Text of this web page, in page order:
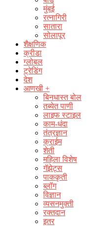
मुंबई
रत्नागिरी
सातारा
सोलापूर
शैक्षणिक
क्रीडा
ग्लोबल
ट्रेडिंग
देश
आणखी +
बिनधास्त बोल
तब्येत पाणी
लाइफ स्टाइल
काम-धंदा
तंत्रज्ञान
क्राईम
शेती
महिला विशेष
गॅझेट्स
पाककृती
ब्लॉग
विज्ञान
व्यसनमुक्ती
रक्‍तदान
इतर